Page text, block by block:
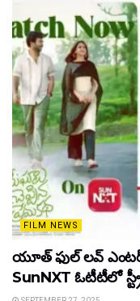
FILM NEWS
యూత్ ఫుల్ లవ్
SunNXT ఓటీటీలో